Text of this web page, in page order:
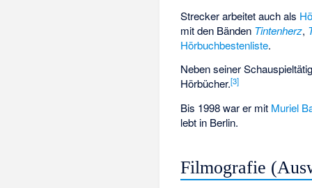
Strecker arbeitet auch als
mit den Bänden Tintenherz,
Hörbuchbestenliste.
Neben seiner
Hörbücher.[3]
Bis 1998 war er mit Muriel
lebt in Berlin.
Filmografie